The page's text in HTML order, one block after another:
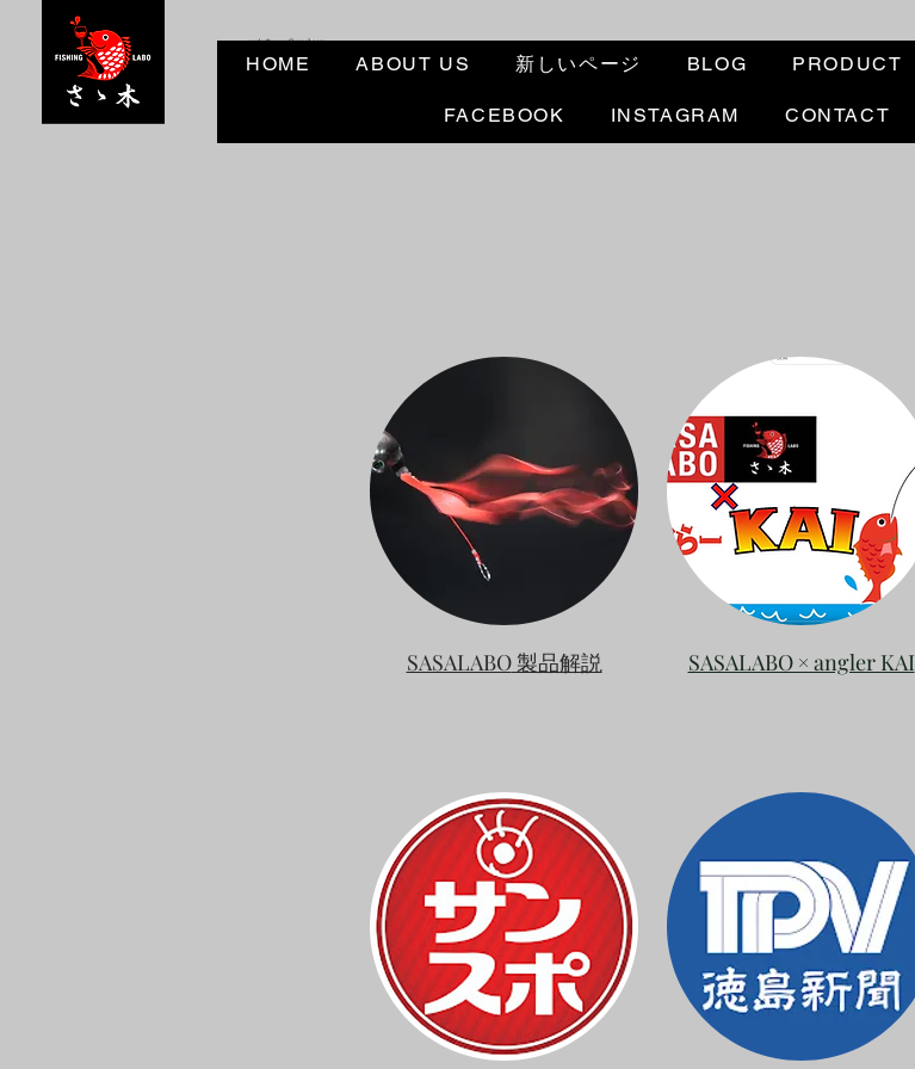
angler3ocean@gmail.com
HOME ABOUT US 新しいページ BLOG PRODUCT
FACEBOOK INSTAGRAM CONTACT
SASALABO製品解説 SASALABO × angler KAI